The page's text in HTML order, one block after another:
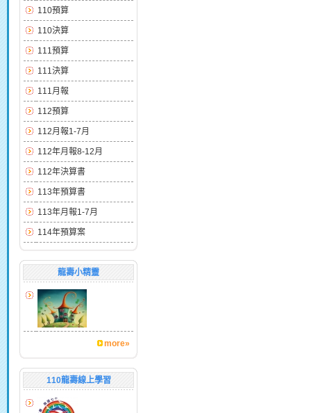
110預算
110決算
111預算
111決算
111月報
112預算
112月報1-7月
112年月報8-12月
112年決算書
113年預算書
113年月報1-7月
114年預算案
龍壽小精靈
more»
110龍壽線上學習